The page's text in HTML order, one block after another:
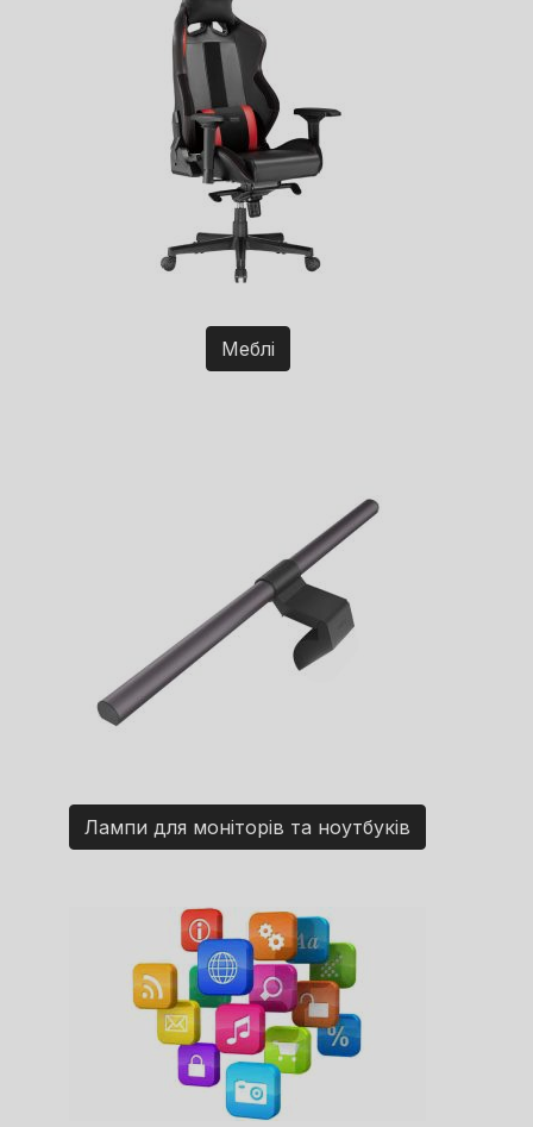
Меблі
Лампи для моніторів та ноутбуків